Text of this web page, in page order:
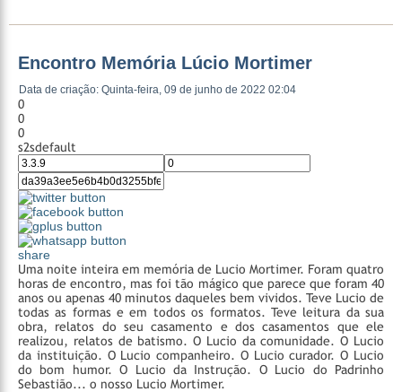
Encontro Memória Lúcio Mortimer
Data de criação: Quinta-feira, 09 de junho de 2022 02:04
0
0
0
s2sdefault
share
Uma noite inteira em memória de Lucio Mortimer. Foram quatro
horas de encontro, mas foi tão mágico que parece que foram 40
anos ou apenas 40 minutos daqueles bem vividos. Teve Lucio de
todas as formas e em todos os formatos. Teve leitura da sua
obra, relatos do seu casamento e dos casamentos que ele
realizou, relatos de batismo. O Lucio da comunidade. O Lucio
da instituição. O Lucio companheiro. O Lucio curador. O Lucio
do bom humor. O Lucio da Instrução. O Lucio do Padrinho
Sebastião... o nosso Lucio Mortimer.